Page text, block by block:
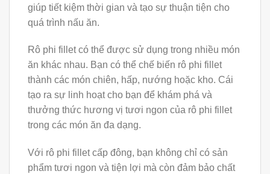
giúp tiết kiệm thời gian và tạo sự thuận tiện cho
quá trình nấu ăn.
Rô phi fillet có thể được sử dụng trong nhiều món
ăn khác nhau. Bạn có thể chế biến rô phi fillet
thành các món chiên, hấp, nướng hoặc kho. Cái
tạo ra sự linh hoạt cho bạn để khám phá và
thưởng thức hương vị tươi ngon của rô phi fillet
trong các món ăn đa dạng.
Với rô phi fillet cấp đông, bạn không chỉ có sản
phẩm tươi ngon và tiện lợi mà còn đảm bảo chất